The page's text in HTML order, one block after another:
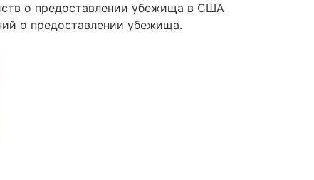
о предоставлении убежища в США
о предоставлении убежища.